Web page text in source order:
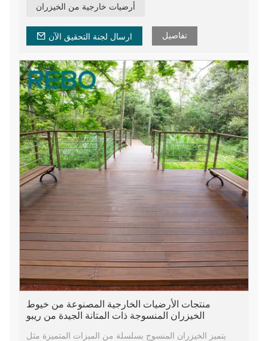
عملية الضغط الساخن والتفحم لتعديل الصلابة والاستقرار
الصلبة الاستوائية.
أرضيات خارجية من الخيزران
ارسال لجنة التحقيق الآن تفاصيل
منتجات الأرضيات الخارجية المصنوعة من خيوط
الخيزران المنسوجة ذات المتانة الجيدة من ريبو
يتميز الخيزران المنسوج بسلسلة من الميزات المتميزة مثل